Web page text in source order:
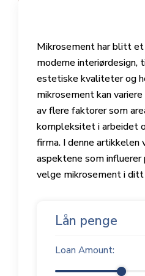
Mikrosement har blitt
moderne interiørdesign,
estetiske kvaliteter og
mikrosement kan
av flere faktorer som
kompleksitet i arbeidet
firma. I denne
aspektene som influerer
velge mikrosement i
Lån penge
Loan Amount: